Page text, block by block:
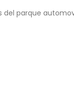
del parque